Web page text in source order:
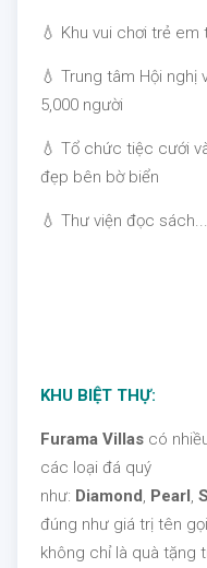
💧 Khu vui chơi trẻ
💧 Trung tâm Hội
5,000 người
💧 Tổ chức tiệc cưới
đẹp bên bờ biển
💧 Thư viện đọc sách...
KHU BIỆT THỰ:
Furama Villas có
các loại đá quý
như: Diamond, Pearl,
đúng như giá trị tên
không chỉ là quà tặng